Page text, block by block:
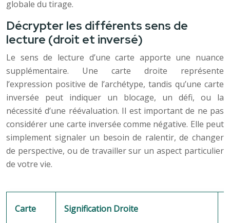
globale du tirage.
Décrypter les différents sens de
lecture (droit et inversé)
Le sens de lecture d’une carte apporte une nuance
supplémentaire. Une carte droite représente
l’expression positive de l’archétype, tandis qu’une carte
inversée peut indiquer un blocage, un défi, ou la
nécessité d’une réévaluation. Il est important de ne pas
considérer une carte inversée comme négative. Elle peut
simplement signaler un besoin de ralentir, de changer
de perspective, ou de travailler sur un aspect particulier
de votre vie.
Carte Signification Droite